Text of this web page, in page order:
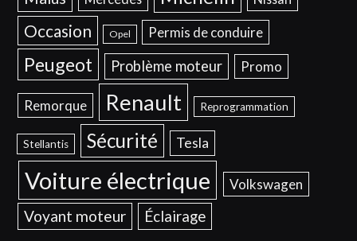
Occasion Opel Permis de conduire
Peugeot Problème moteur Promo
Remorque Renault Reprogrammation
Stellantis Sécurité Tesla
Voiture électrique Volkswagen
Voyant moteur Éclairage